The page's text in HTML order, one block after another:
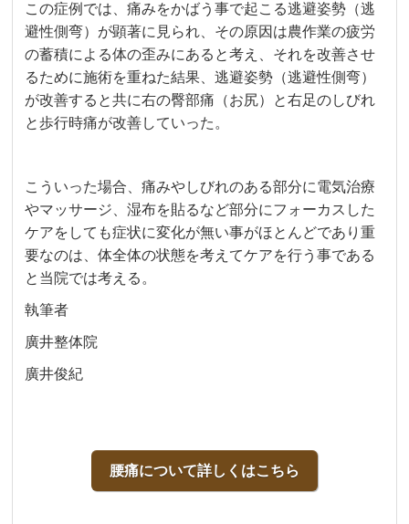
この症例では、痛みをかばう事で起こる逃避姿勢（逃
避性側弯）が顕著に見られ、その原因は農作業の疲労
の蓄積による体の歪みにあると考え、それを改善させ
るために施術を重ねた結果、逃避姿勢（逃避性側弯）
が改善すると共に右の臀部痛（お尻）と右足のしびれ
と歩行時痛が改善していった。
こういった場合、痛みやしびれのある部分に電気治療
やマッサージ、湿布を貼るなど部分にフォーカスした
ケアをしても症状に変化が無い事がほとんどであり重
要なのは、体全体の状態を考えてケアを行う事である
と当院では考える。
執筆者
廣井整体院
廣井俊紀
腰痛について詳しくはこちら